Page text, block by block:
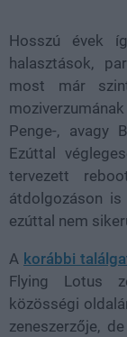
Hosszú évek
halasztások,
most már
Penge-, avagy
Ezúttal
tervezett
átdolgozáson
ezúttal nem
A korábbi
Flying Lotus
közösségi
zeneszerzője,